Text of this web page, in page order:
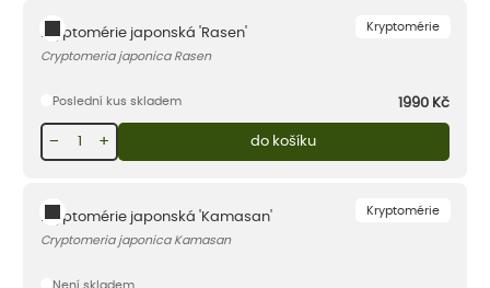
Kryptomérie
Kryptomérie japonská 'Rasen'
Cryptomeria japonica Rasen
Poslední kus skladem 1990 Kč
+
− do košíku
Kryptomérie
Kryptomérie japonská 'Kamasan'
Cryptomeria japonica Kamasan
Není skladem